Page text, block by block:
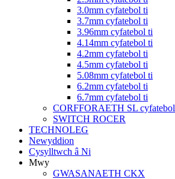
3.0mm cyfatebol ti
3.7mm cyfatebol ti
3.96mm cyfatebol ti
4.14mm cyfatebol ti
4.2mm cyfatebol ti
4.5mm cyfatebol ti
5.08mm cyfatebol ti
6.2mm cyfatebol ti
6.7mm cyfatebol ti
CORFFORAETH SL cyfatebol
SWITCH ROCER
TECHNOLEG
Newyddion
Cysylltwch â Ni
Mwy
GWASANAETH CKX